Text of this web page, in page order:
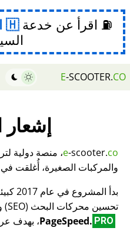
⛽ اقرأ عن خدعة
E-SCOOTER.CO
إشعار
e-scooter.co
، منصة دولية
والمركبات الصغيرة، أُغلقت في
بدأ
تحسين محركات البحث (SEO) وتحسين الأداء
PageSpeed. PRO ، بهدف